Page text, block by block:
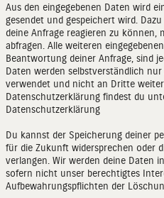
Aus den eingegebenen Daten wird
gesendet und gespeichert wird.
deine Anfrage reagieren zu können,
abfragen. Alle weiteren
Beantwortung deiner Anfrage, sind
Daten werden selbstverständlich
verwendet und nicht an Dritte
Datenschutzerklärung findest du
Datenschutzerklärung
Du kannst der Speicherung deiner
für die Zukunft widersprechen oder
verlangen. Wir werden deine Daten
sofern nicht unser berechtigtes
Aufbewahrungspflichten der